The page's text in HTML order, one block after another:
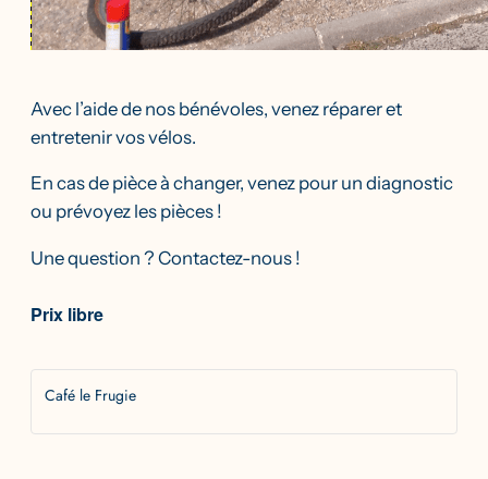
Avec l’aide de nos bénévoles, venez réparer et
entretenir vos vélos.
En cas de pièce à changer, venez pour un diagnostic
ou prévoyez les pièces !
Une question ? Contactez-nous !
Prix libre
Café le Frugie